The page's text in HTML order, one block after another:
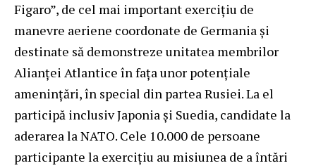
Figaro”, de cel mai important exercițiu de
manevre aeriene coordonate de Germania și
destinate să demonstreze unitatea membrilor
Alianței Atlantice în fața unor potențiale
amenințări, în special din partea Rusiei. La el
participă inclusiv Japonia și Suedia, candidate la
aderarea la NATO. Cele 10.000 de persoane
participante la exercițiu au misiunea de a întări